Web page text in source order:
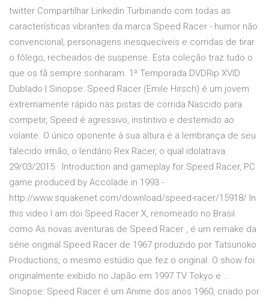
twitter Compartilhar Linkedin Turbinando com todas as
características vibrantes da marca Speed Racer - humor não
convencional, personagens inesquecíveis e corridas de tirar
o fôlego, recheados de suspense. Esta coleção traz tudo o
que os fã sempre sonharam. 1ª Temporada DVDRip XVID
Dublado | Sinopse: Speed Racer (Emile Hirsch) é um jovem
extremamente rápido nas pistas de corrida.Nascido para
competir, Speed é agressivo, instintivo e destemido ao
volante. O único oponente à sua altura é a lembrança de seu
falecido irmão, o lendário Rex Racer, o qual idolatrava.
29/03/2015 · Introduction and gameplay for Speed Racer, PC
game produced by Accolade in 1993 -
http://www.squakenet.com/download/speed-racer/15918/ In
this video I am doi Speed Racer X, renomeado no Brasil
como As novas aventuras de Speed Racer , é um remake da
série original Speed Racer de 1967 produzido por Tatsunoko
Productions, o mesmo estúdio que fez o original. O show foi
originalmente exibido no Japão em 1997 TV Tokyo e …
Sinopse: Speed Racer é um Anime dos anos 1960, criado por